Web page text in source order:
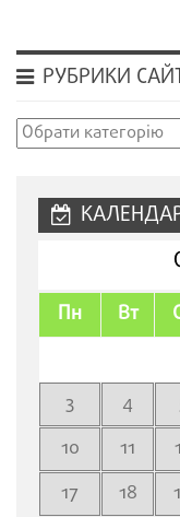
РУБРИКИ
Рубрики
Пн Вт
3
4
10
11
17
18